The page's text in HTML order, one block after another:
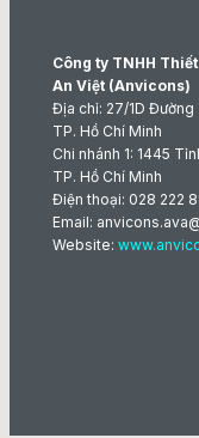
Công ty TNHH
An Việt (Anvicons)
Địa chỉ: 27/1D Đường
TP. Hồ Chí Minh
Chi nhánh 1: 1445
TP. Hồ Chí Minh
Điện thoại: 028 222
Email:
Website: